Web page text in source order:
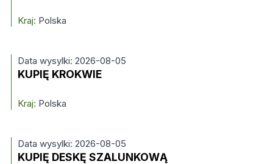
Kraj: Polska
Data wysylki: 2026-08-05
KUPIĘ KROKWIE
Kraj: Polska
Data wysylki: 2026-08-05
KUPIĘ DESKĘ SZALUNKOWĄ